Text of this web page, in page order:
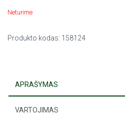
Neturime
Produkto kodas: 158124
APRAŠYMAS
VARTOJIMAS